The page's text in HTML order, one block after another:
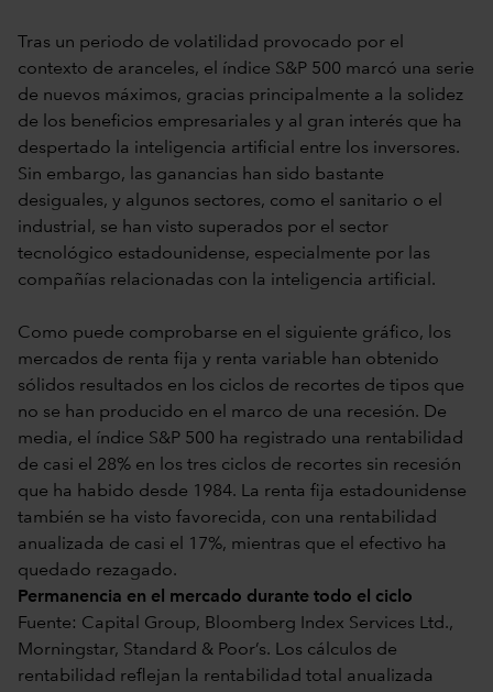
Tras un periodo de volatilidad provocado por el
contexto de aranceles, el índice S&P 500 marcó una serie
de nuevos máximos, gracias principalmente a la solidez
de los beneficios empresariales y al gran interés que ha
despertado la inteligencia artificial entre los inversores.
Sin embargo, las ganancias han sido bastante
desiguales, y algunos sectores, como el sanitario o el
industrial, se han visto superados por el sector
tecnológico estadounidense, especialmente por las
compañías relacionadas con la inteligencia artificial.
Como puede comprobarse en el siguiente gráfico, los
mercados de renta fija y renta variable han obtenido
sólidos resultados en los ciclos de recortes de tipos que
no se han producido en el marco de una recesión. De
media, el índice S&P 500 ha registrado una rentabilidad
de casi el 28% en los tres ciclos de recortes sin recesión
que ha habido desde 1984. La renta fija estadounidense
también se ha visto favorecida, con una rentabilidad
anualizada de casi el 17%, mientras que el efectivo ha
quedado rezagado.
Permanencia en el mercado durante todo el ciclo
Fuente: Capital Group, Bloomberg Index Services Ltd.,
Morningstar, Standard & Poor’s. Los cálculos de
rentabilidad reflejan la rentabilidad total anualizada